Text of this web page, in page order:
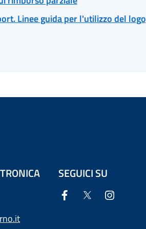
Linee guida per l'utilizzo del logo
SEGUICI SU